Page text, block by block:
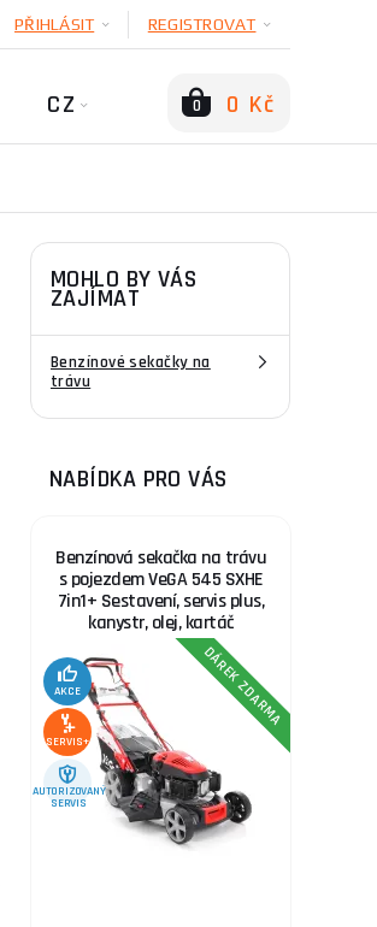
PŘIHLÁSIT REGISTROVAT
CZ 0 0 Kč
MOHLO BY VÁS
ZAJÍMAT
Benzínové sekačky na
trávu
NABÍDKA PRO VÁS
Benzínová sekačka na trávu
s pojezdem VeGA 545 SXHE
7in1+ Sestavení, servis plus,
kanystr, olej, kartáč
AKCE
SERVIS+
AUTORIZOVANÝ
SERVIS
DÁREK ZDARMA